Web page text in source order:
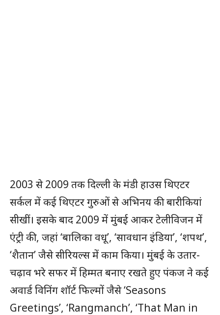
2003 से 2009 तक दिल्ली के मंडी हाउस थिएटर
सर्कल में कई थिएटर गुरुओं से अभिनय की बारीकियां
सीखीं। इसके बाद 2009 में मुंबई आकर टेलीविजन में
एंट्री की, जहां ‘बालिका वधू’, ‘सावधान इंडिया’, ‘शपथ’,
‘शैतान’ जैसे सीरियल्स में काम किया। मुंबई के उतार-
चढ़ाव भरे सफर में हिम्मत बनाए रखते हुए पंकज ने कई
अवार्ड विनिंग शॉर्ट फिल्मों जैसे ‘Seasons
Greetings’, ‘Rangmanch’, ‘That Man in